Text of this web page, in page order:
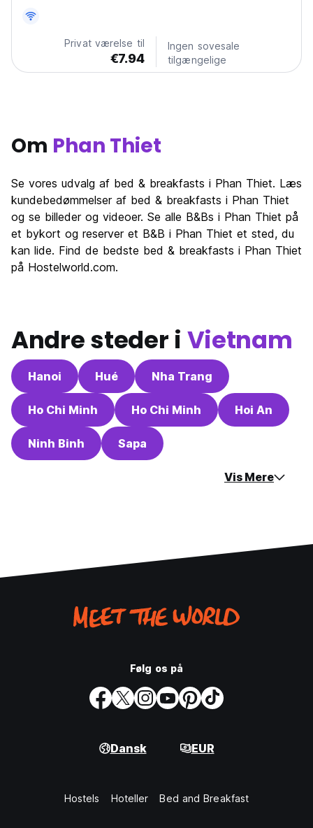
og skaldyr og lokale spisesteder. (Auto-translated from
Privat værelse til
€7.94
Ingen sovesale
tilgængelige
Om Phan Thiet
Se vores udvalg af bed & breakfasts i Phan Thiet. Læs
kundebedømmelser af bed & breakfasts i Phan Thiet
og se billeder og videoer. Se alle B&Bs i Phan Thiet på
et bykort og reserver et B&B i Phan Thiet et sted, du
kan lide. Find de bedste bed & breakfasts i Phan Thiet
på Hostelworld.com.
Andre steder i Vietnam
Hanoi Hué Nha Trang
Ho Chi Minh Ho Chi Minh Hoi An
Ninh Binh Sapa
Vis Mere
Følg os på
Dansk EUR
Hostels Hoteller Bed and Breakfast